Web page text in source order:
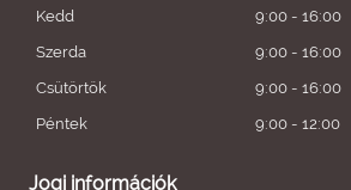
Kedd
9:00 - 16:00
Szerda
9:00 - 16:00
Csütörtök
9:00 - 16:00
Péntek
9:00 - 12:00
Jogi információk